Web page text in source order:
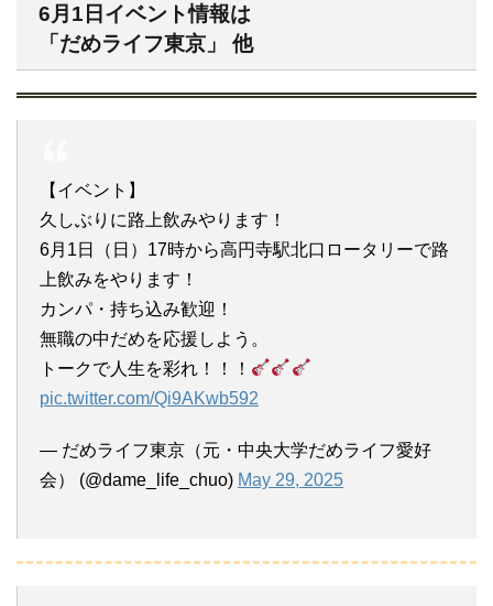
6月1日イベント情報は
「だめライフ東京」 他
【イベント】
久しぶりに路上飲みやります！
6月1日（日）17時から高円寺駅北口ロータリーで路
上飲みをやります！
カンパ・持ち込み歓迎！
無職の中だめを応援しよう。
トークで人生を彩れ！！！
pic.twitter.com/Qi9AKwb592
— だめライフ東京（元・中央大学だめライフ愛好
会） (@dame_life_chuo) May 29, 2025